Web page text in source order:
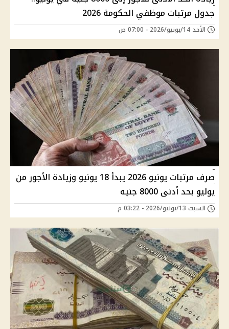
جدول مرتبات موظفي الحكومة 2026
الأحد 14/يونيو/2026 - 07:00 ص
صرف مرتبات يونيو 2026 يبدأ 18 يونيو وزيادة الأجور من
يوليو بحد أدنى 8000 جنيه
السبت 13/يونيو/2026 - 03:22 م